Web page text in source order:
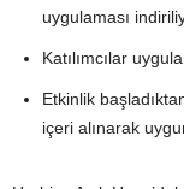
uygulaması
Katılımcılar
Etkinlik
içeri alınarak